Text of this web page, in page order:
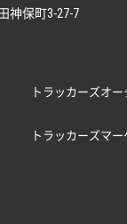
神保町3-27-7
トラッカーズオー
トラッカーズマー